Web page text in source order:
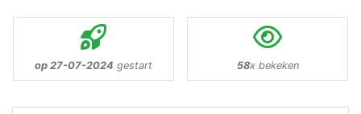
op 27-07-2024 gestart 58x bekeken